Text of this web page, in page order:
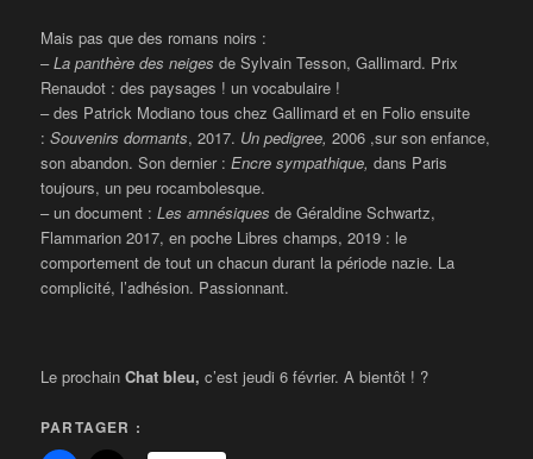
Mais pas que des romans noirs :
–La panthère des neiges de Sylvain Tesson, Gallimard. Prix
Renaudot : des paysages ! un vocabulaire !
– des Patrick Modiano tous chez Gallimard et en Folio ensuite
:Souvenirs dormants, 2017. Un pedigree, 2006 ,sur son enfance,
son abandon. Son dernier :Encre sympathique, dans Paris
toujours, un peu rocambolesque.
– un document :Les amnésiques de Géraldine Schwartz,
Flammarion 2017, en poche Libres champs, 2019 : le
comportement de tout un chacun durant la période nazie. La
complicité, l’adhésion. Passionnant.
Le prochainChat bleu, c’est jeudi 6 février. A bientôt ! ?
PARTAGER :